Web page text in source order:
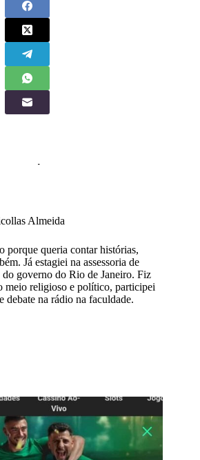
Almeida
porque queria contar histórias,
Já estagiei na assessoria de
governo do Rio de Janeiro. Fiz
meio religioso e político, participei
debate na rádio na faculdade.